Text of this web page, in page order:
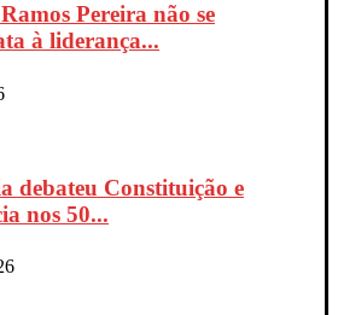
Pereira não se
à liderança...
debateu Constituição e
nos 50...